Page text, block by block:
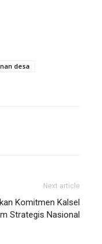
desa
Next article
Komitmen Kalsel
Strategis Nasional